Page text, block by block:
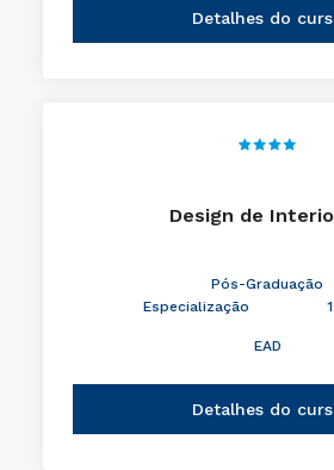
Detalhes do
Design de
Pós-Graduação
Especialização
EAD
Detalhes do